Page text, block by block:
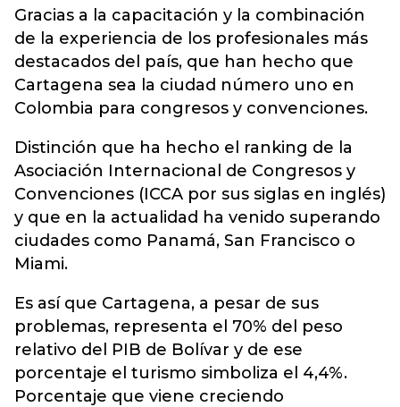
Gracias a la capacitación y la combinación
de la experiencia de los profesionales más
destacados del país, que han hecho que
Cartagena sea la ciudad número uno en
Colombia para congresos y convenciones.
Distinción que ha hecho el ranking de la
Asociación Internacional de Congresos y
Convenciones (ICCA por sus siglas en inglés)
y que en la actualidad ha venido superando
ciudades como Panamá, San Francisco o
Miami.
Es así que Cartagena, a pesar de sus
problemas, representa el 70% del peso
relativo del PIB de Bolívar y de ese
porcentaje el turismo simboliza el 4,4%.
Porcentaje que viene creciendo